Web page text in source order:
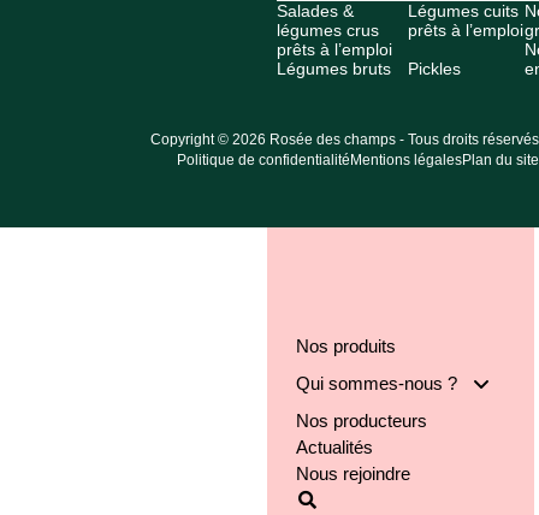
Salades &
légumes crus
prêts à l’emploi
Légumes cuits
prêts à l’emploi
Légumes bruts
Pickles
Copyright © 2026 Rosée des champs - Tous droits réservés
Politique de confidentialité Mentions légalesPlan du site
Nos produits
Qui sommes-nous ?
Notre groupe
Nos engagements
Notre implantation
Nos producteurs
Actualités
Nous rejoindre